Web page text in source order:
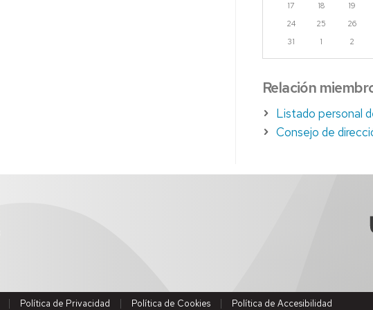
17
18 19
24
25 26
31
1 2
Relación
Listado personal
Consejo de
Política de Privacidad Política de Cookies Política de Accesibilidad